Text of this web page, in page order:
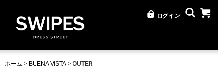
ログイン
ホーム > BUENA VISTA > OUTER